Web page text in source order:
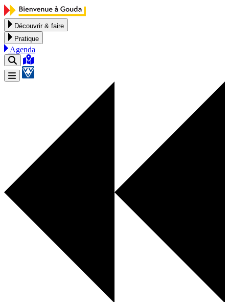
Aller au contenu
Découvrir & faire
Pratique
Agenda